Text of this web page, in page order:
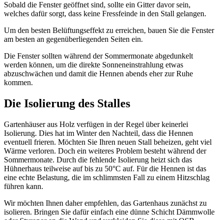
Sobald die Fenster geöffnet sind, sollte ein Gitter davor sein,
welches dafür sorgt, dass keine Fressfeinde in den Stall gelangen.
Um den besten Belüftungseffekt zu erreichen, bauen Sie die Fenster
am besten an gegenüberliegenden Seiten ein.
Die Fenster sollten während der Sommermonate abgedunkelt
werden können, um die direkte Sonneneinstrahlung etwas
abzuschwächen und damit die Hennen abends eher zur Ruhe
kommen.
Die Isolierung des Stalles
Gartenhäuser aus Holz verfügen in der Regel über keinerlei
Isolierung. Dies hat im Winter den Nachteil, dass die Hennen
eventuell frieren. Möchten Sie Ihren neuen Stall beheizen, geht viel
Wärme verloren. Doch ein weiteres Problem besteht während der
Sommermonate. Durch die fehlende Isolierung heizt sich das
Hühnerhaus teilweise auf bis zu 50°C auf. Für die Hennen ist das
eine echte Belastung, die im schlimmsten Fall zu einem Hitzschlag
führen kann.
Wir möchten Ihnen daher empfehlen, das Gartenhaus zunächst zu
isolieren. Bringen Sie dafür einfach eine dünne Schicht Dämmwolle